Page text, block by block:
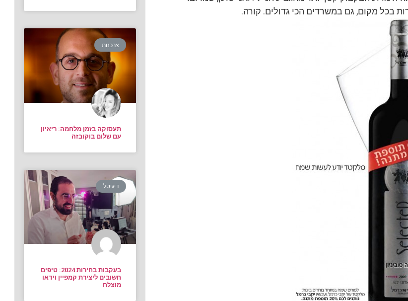
בכל מקום, גם במשרדים הכי גדולים. קורה.
צרכנות
תעסוקה בזמן מלחמה: ריאיון
עם שלום בוקובזה
דיגיטל
בעקבות בחירות 2024: טיפים
חשובים ליצירת קמפיין וידאו
מוצלח